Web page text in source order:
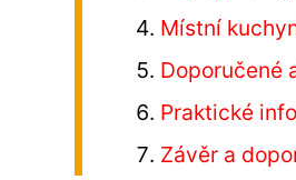
Místní
Doporučené
Praktické
Závěr a